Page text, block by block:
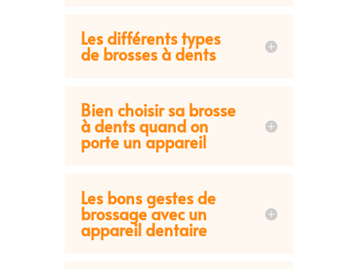
Les différents types
de brosses à dents
Bien choisir sa brosse
à dents quand on
porte un appareil
Les bons gestes de
brossage avec un
appareil dentaire